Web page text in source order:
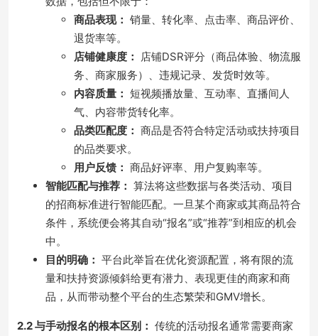
商品表现： 销量、转化率、点击率、商品评价、
退货率等。
店铺健康度：
店铺DSR评分（商品体验、物流服
务、商家服务）、违规记录、发货时效等。
内容质量： 短视频播放量、互动率、直播间人
气、内容带货转化率。
品类匹配度： 商品是否符合特定活动或扶持项目
的品类要求。
用户反馈： 商品好评率、用户复购率等。
智能匹配与推荐： 算法将这些数据与各类活动、项目
的招商标准进行智能匹配。一旦某个商家或其商品符合
条件，系统便会将其自动“报名”或“推荐”到相应的机会
中。
目的明确： 平台此举旨在优化资源配置，将有限的流
量和扶持资源倾斜给更有潜力、表现更佳的商家和商
品，从而带动整个平台的生态繁荣和GMV增长。
2.2 与手动报名的根本区别： 传统的活动报名通常需要商家